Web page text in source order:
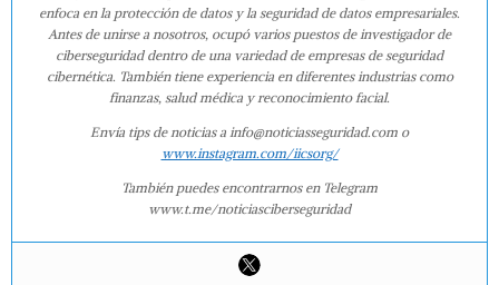
enfoca en la protección de datos y la seguridad de datos empresariales.
Antes de unirse a nosotros, ocupó varios puestos de investigador de
ciberseguridad dentro de una variedad de empresas de seguridad
cibernética. También tiene experiencia en diferentes industrias como
finanzas, salud médica y reconocimiento facial.
Envía tips de noticias a info@noticiasseguridad.com o
www.instagram.com/iicsorg/
También puedes encontrarnos en Telegram
www.t.me/noticiasciberseguridad